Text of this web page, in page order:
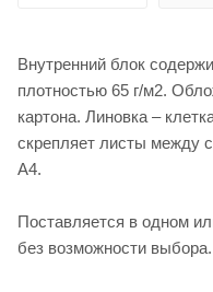
Внутренний блок
плотностью 65 г/м2.
картона. Линовка –
скрепляет листы между
А4.
Поставляется в одном
без возможности выбора.